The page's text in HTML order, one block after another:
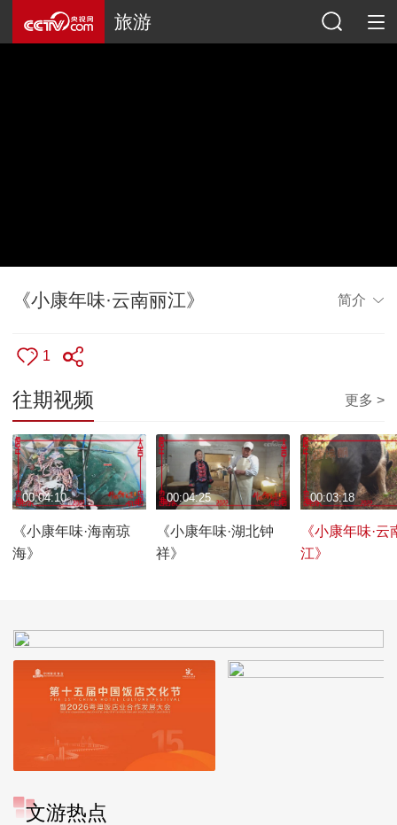
旅游
《小康年味·云南丽江》 简介
1
往期视频 更多 >
《小康年味·海南琼
海》
00:04:10
《小康年味·湖北钟
祥》
00:04:25
《小康年味·云
江》
00:03:18
文游热点